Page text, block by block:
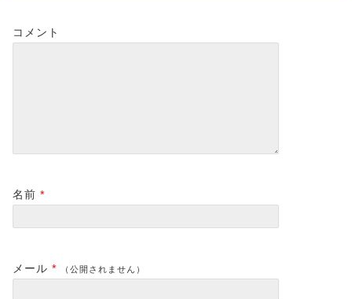
コメント
名前 *
メール * （公開されません）